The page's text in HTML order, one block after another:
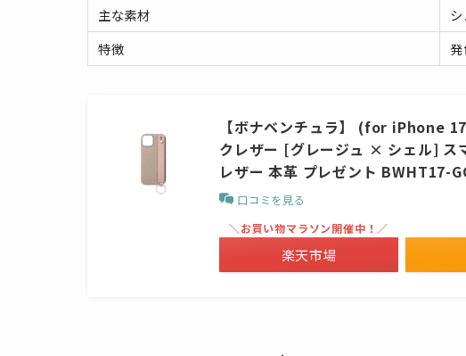
主な素材
特徴
【ボナベンチュラ】 (for iPhone
クレザー [グレージュ × シェル] ス
レザー 本革 プレゼント BWHT17-
口コミを見る
＼お買い物マラソン開催中！／
楽天市場